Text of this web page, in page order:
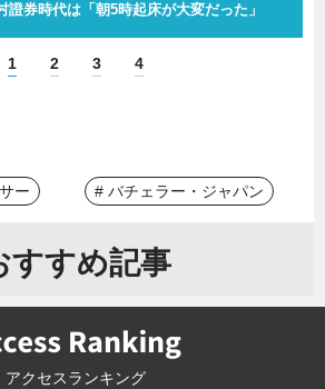
證券時代は「朝5時起床が大変だった」
1 2 3 4
ー # バチェラー・ジャパン
すすめ記事
アクセスランキング